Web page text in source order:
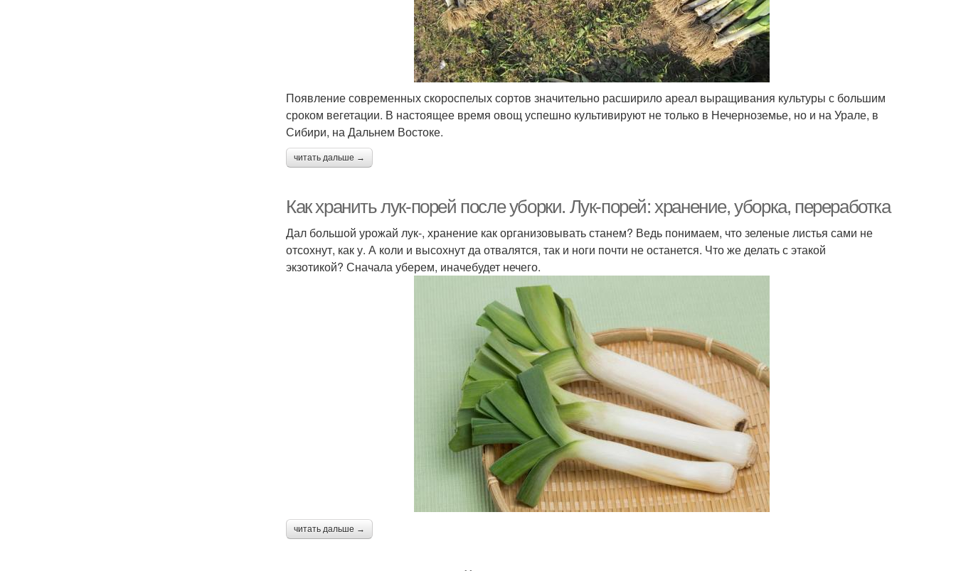
Появление современных скороспелых сортов значительно расширило ареал выращивания культуры с большим
сроком вегетации. В настоящее время овощ успешно культивируют не только в Нечерноземье, но и на Урале, в
Сибири, на Дальнем Востоке.
читать дальше →
Как хранить лук-порей после уборки. Лук-порей: хранение, уборка, переработка
Дал большой урожай лук-, хранение как организовывать станем? Ведь понимаем, что зеленые листья сами не
отсохнут, как у. А коли и высохнут да отвалятся, так и ноги почти не останется. Что же делать с этакой
экзотикой? Сначала уберем, иначебудет нечего.
читать дальше →